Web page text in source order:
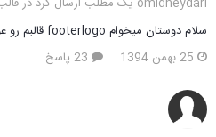
سلام دوستان میخوام footerlogo قالبم رو عوض کنم یکی راهنمایی کنه ممنون
25 بهمن 1394